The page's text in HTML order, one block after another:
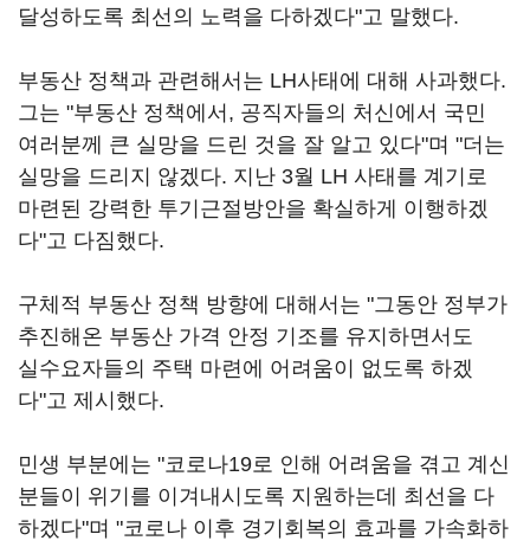
달성하도록 최선의 노력을 다하겠다"고 말했다.
부동산 정책과 관련해서는 LH사태에 대해 사과했다.
그는 "부동산 정책에서, 공직자들의 처신에서 국민
여러분께 큰 실망을 드린 것을 잘 알고 있다"며 "더는
실망을 드리지 않겠다. 지난 3월 LH 사태를 계기로
마련된 강력한 투기근절방안을 확실하게 이행하겠
다"고 다짐했다.
구체적 부동산 정책 방향에 대해서는 "그동안 정부가
추진해온 부동산 가격 안정 기조를 유지하면서도
실수요자들의 주택 마련에 어려움이 없도록 하겠
다"고 제시했다.
민생 부분에는 "코로나19로 인해 어려움을 겪고 계신
분들이 위기를 이겨내시도록 지원하는데 최선을 다
하겠다"며 "코로나 이후 경기회복의 효과를 가속화하